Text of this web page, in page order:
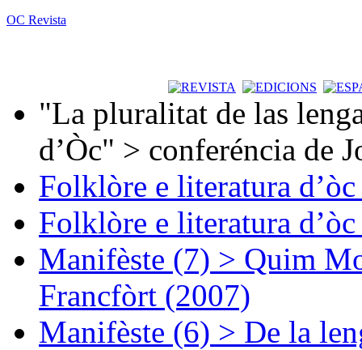
OC Revista
"La pluralitat de las
d’Òc" > conferéncia de
Folklòre e literatura
Folklòre e literatura
Manifèste (7) > Quim
Francfòrt (2007)
Manifèste (6) > De la